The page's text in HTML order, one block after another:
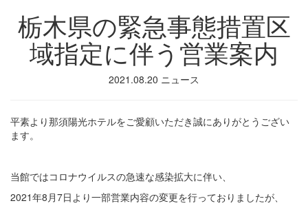
栃木県の緊急事態措置区
域指定に伴う営業案内
2021.08.20 ニュース
平素より那須陽光ホテルをご愛顧いただき誠にありがとうござい
ます。
当館ではコロナウイルスの急速な感染拡大に伴い、
2021年8月7日より一部営業内容の変更を行っておりましたが、